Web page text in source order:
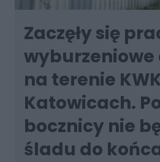
Zaczęły się
na terenie
Katowicach.
bocznicy nie
śladu do